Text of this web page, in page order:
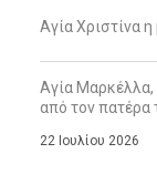
Αγία Χριστίνα
Αγία Μαρκέλλα,
από τον πατέρα
22 Ιουλίου 2026